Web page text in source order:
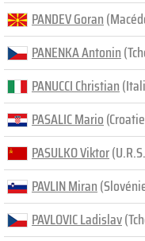
PANDEV Goran
PANENKA Antonin
PANUCCI Christian
PASALIC Mario
PASULKO Viktor
PAVLIN Miran
PAVLOVIC Ladislav